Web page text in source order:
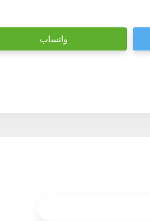
واتساب